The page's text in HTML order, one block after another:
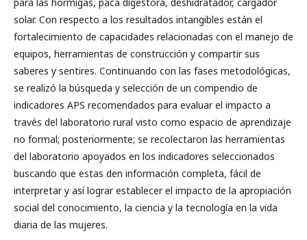
solar. Con respecto a los resultados intangibles están el
fortalecimiento de capacidades relacionadas con el manejo de
equipos, herramientas de construcción y compartir sus
saberes y sentires. Continuando con las fases metodológicas,
se realizó la búsqueda y selección de un compendio de
indicadores APS recomendados para evaluar el impacto a
través del laboratorio rural visto como espacio de aprendizaje
no formal; posteriormente; se recolectaron las herramientas
del laboratorio apoyados en los indicadores seleccionados
buscando que estas den información completa, fácil de
interpretar y así lograr establecer el impacto de la apropiación
social del conocimiento, la ciencia y la tecnología en la vida
diaria de las mujeres.